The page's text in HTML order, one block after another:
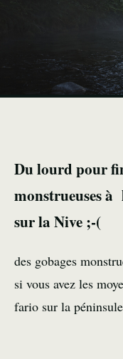
Du lourd pour
monstrueuses
sur la Nive ;-(
des gobages
si vous avez les
fario sur la